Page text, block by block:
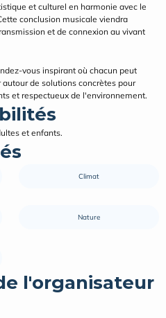
et culturel en harmonie avec le
conclusion musicale viendra
et de connexion au vivant
vous inspirant où chacun peut
de solutions concrètes pour
et respectueux de l'environnement.
et enfants.
Climat
Nature
l'organisateur